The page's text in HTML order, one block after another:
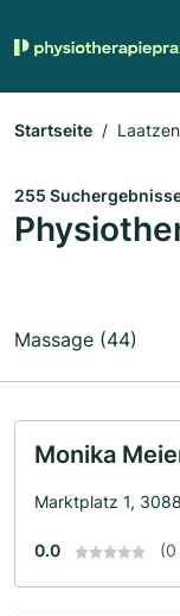
Startseite Laatzen
255
Massage (44)
Monika
Marktplatz 1,
0.0 (0